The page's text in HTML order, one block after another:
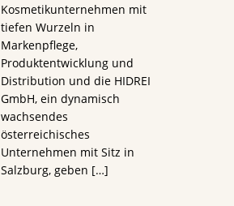
Kosmetikunternehmen mit
tiefen Wurzeln in
Markenpflege,
Produktentwicklung und
Distribution und die HIDREI
GmbH, ein dynamisch
wachsendes
österreichisches
Unternehmen mit Sitz in
Salzburg, geben […]